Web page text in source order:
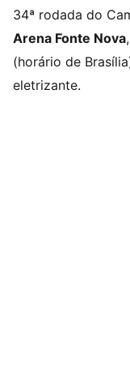
34ª rodada do
Arena Fonte Nova
(horário de
eletrizante.